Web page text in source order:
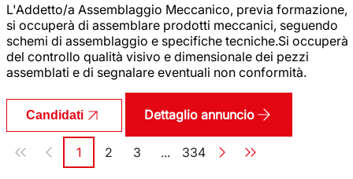
L'Addetto/a Assemblaggio Meccanico, previa formazione,
si occuperà di assemblare prodotti meccanici, seguendo
schemi di assemblaggio e specifiche tecniche.Si occuperà
del controllo qualità visivo e dimensionale dei pezzi
assemblati e di segnalare eventuali non conformità.
Candidati Dettaglio annuncio
Paginazione
Pagina
1 Pagina
2 Pagina
3 ... Pagina
334